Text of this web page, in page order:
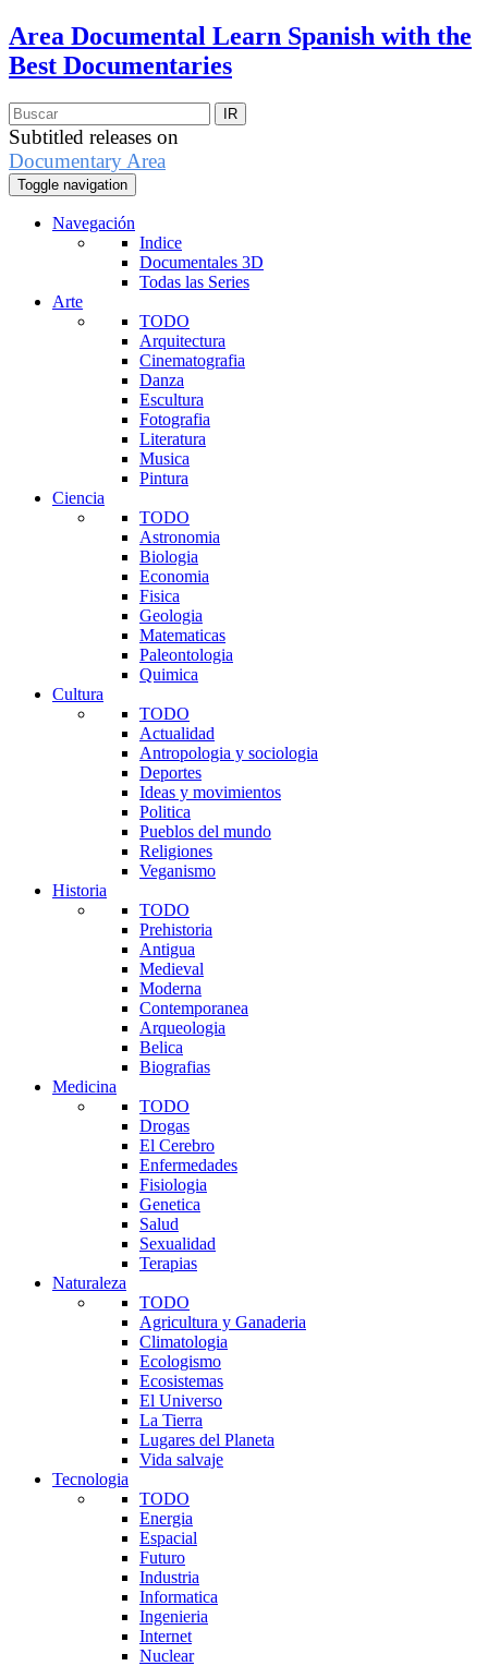
Area Documental Learn Spanish with the
Best Documentaries
Subtitled releases on
Documentary Area
Toggle navigation
Navegación
Indice
Documentales 3D
Todas las Series
Arte
TODO
Arquitectura
Cinematografia
Danza
Escultura
Fotografia
Literatura
Musica
Pintura
Ciencia
TODO
Astronomia
Biologia
Economia
Fisica
Geologia
Matematicas
Paleontologia
Quimica
Cultura
TODO
Actualidad
Antropologia y sociologia
Deportes
Ideas y movimientos
Politica
Pueblos del mundo
Religiones
Veganismo
Historia
TODO
Prehistoria
Antigua
Medieval
Moderna
Contemporanea
Arqueologia
Belica
Biografias
Medicina
TODO
Drogas
El Cerebro
Enfermedades
Fisiologia
Genetica
Salud
Sexualidad
Terapias
Naturaleza
TODO
Agricultura y Ganaderia
Climatologia
Ecologismo
Ecosistemas
El Universo
La Tierra
Lugares del Planeta
Vida salvaje
Tecnologia
TODO
Energia
Espacial
Futuro
Industria
Informatica
Ingenieria
Internet
Nuclear